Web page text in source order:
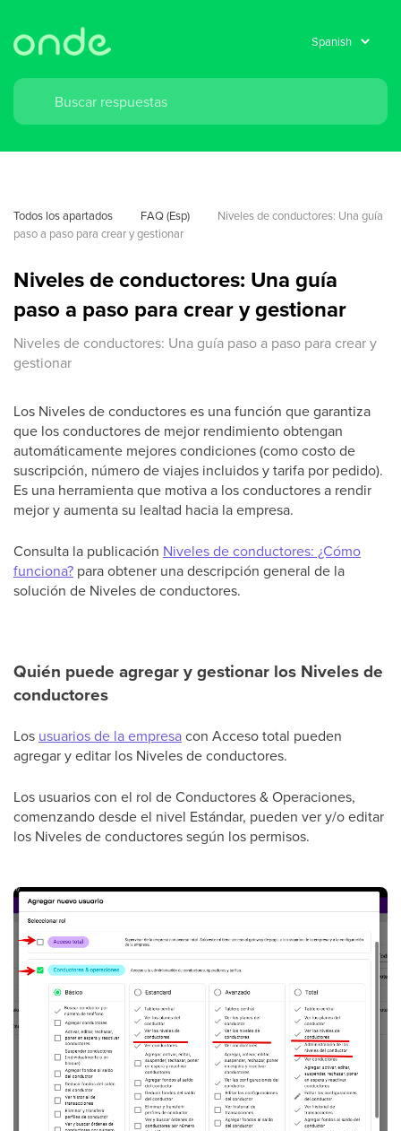
Todos los apartados FAQ (Esp)
Niveles de conductores: Una guía
paso a paso para crear y gestionar
Niveles de conductores: Una guía
paso a paso para crear y gestionar
Niveles de conductores: Una guía paso a paso para crear y
gestionar
Los Niveles de conductores es una función que garantiza
que los conductores de mejor rendimiento obtengan
automáticamente mejores condiciones (como costo de
suscripción, número de viajes incluidos y tarifa por pedido).
Es una herramienta que motiva a los conductores a rendir
mejor y aumenta su lealtad hacia la empresa.
Consulta la publicación Niveles de conductores: ¿Cómo
funciona? para obtener una descripción general de la
solución de Niveles de conductores.
Quién puede agregar y gestionar los Niveles de
conductores
Los usuarios de la empresacon Acceso total pueden
agregar y editar los Niveles de conductores.
Los usuarios con el rol de Conductores & Operaciones,
comenzando desde el nivel Estándar, pueden ver y/o editar
los Niveles de conductores según los permisos.